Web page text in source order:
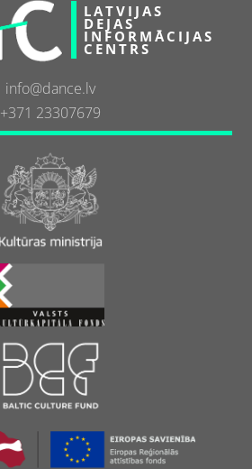
LATVIJAS
DEJAS
INFORMĀCIJAS
CENTRS
info@dance.lv
+371 23307679